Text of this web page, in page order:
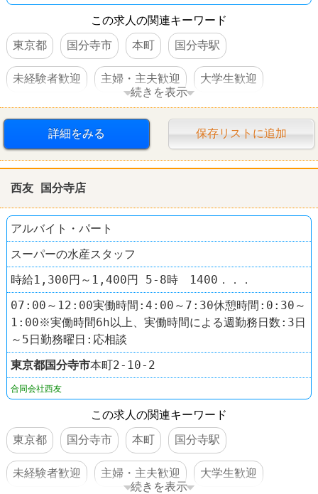
この求人の関連キーワード
東京都
国分寺市 本町 国分寺駅
未経験者歓迎 主婦・主夫歓迎 大学生歓迎
WワークOK 交通費支給 社員登用あり 駅チカ
西友(SEIYU)
続きを表示
詳細をみる 保存リストに追加
西友 国分寺店
アルバイト・パート
スーパーの水産スタッフ
時給1,300円～1,400円 5-8時 1400．．．
07:00～12:00実働時間:4:00～7:30休憩時間:0:30～
1:00※実働時間6h以上、実働時間による週勤務日数:3日
～5日勤務曜日:応相談
東京都国分寺市本町2-10-2
合同会社西友
この求人の関連キーワード
東京都
国分寺市 本町 国分寺駅
未経験者歓迎 主婦・主夫歓迎 大学生歓迎
続きを表示